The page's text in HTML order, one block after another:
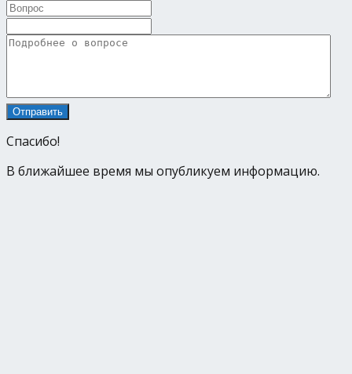
Спасибо!
В ближайшее время мы опубликуем информацию.